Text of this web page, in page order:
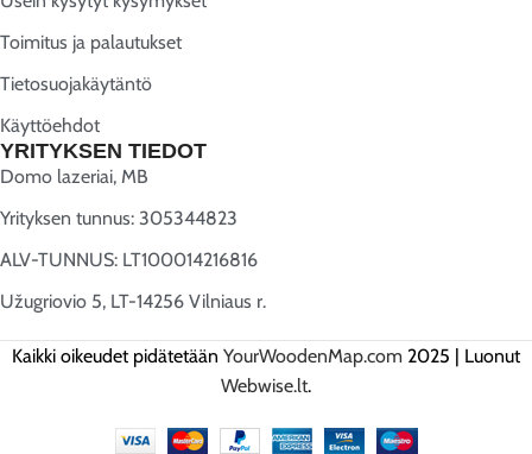
Toimitus ja palautukset
Tietosuojakäytäntö
Käyttöehdot
YRITYKSEN TIEDOT
Domo lazeriai, MB
Yrityksen tunnus: 305344823
ALV-TUNNUS: LT100014216816
Užugriovio 5, LT-14256 Vilniaus r.
Kaikki oikeudet pidätetään YourWoodenMap.com 2025 | Luonut
Webwise.lt.